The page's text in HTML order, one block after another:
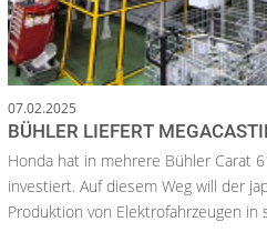
07.02.2025
BÜHLER LIEFERT
Honda hat in mehrere Bühler Carat
investiert. Auf diesem Weg will der
Produktion von Elektrofahrzeugen in